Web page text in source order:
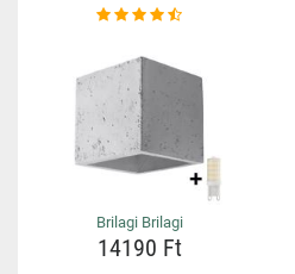
Brilagi Brilagi
14190 Ft